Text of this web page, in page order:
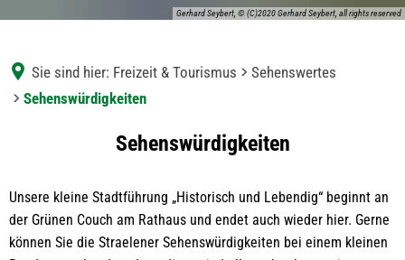
Gerhard Seybert, © (C)2020 Gerhard Seybert, all rights reserved
Sie sind hier: Freizeit & Tourismus
Sehenswertes
Sehenswürdigkeiten
SehenswürdigkeitenSehenswürdigkeiten
Unsere kleine Stadtführung „Historisch und Lebendig“ beginnt an
der Grünen Couch am Rathaus und endet auch wieder hier. Gerne
können Sie die Straelener Sehenswürdigkeiten bei einem kleinen